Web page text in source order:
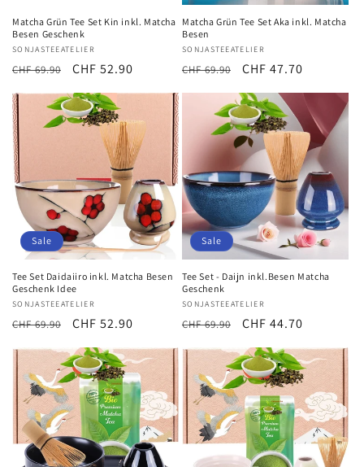
Matcha Grün Tee Set Kin inkl. Matcha
Besen Geschenk
Anbieter:
SONJASTEEATELIER
Normaler
Preis
CHF 69.90 Verkaufspreis
CHF 52.90
Matcha Grün Tee Set Aka inkl. Matcha
Besen
Anbieter:
SONJASTEEATELIER
Normaler
Preis
CHF 69.90 Verkaufspreis
CHF 47.70
Sale
Tee Set Daidaiiro inkl. Matcha Besen
Geschenk Idee
Anbieter:
SONJASTEEATELIER
Normaler
CHF 69.90 Verkaufspreis
CHF 52.90
Sale
Tee Set - Daijn inkl.Besen Matcha
Geschenk
Anbieter:
SONJASTEEATELIER
Normaler
CHF 69.90 Verkaufspreis
CHF 44.70